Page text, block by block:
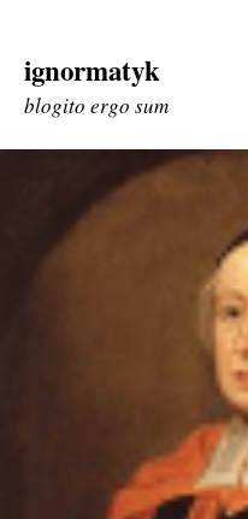
Skip
to
ignormatyk
blogito ergo sum